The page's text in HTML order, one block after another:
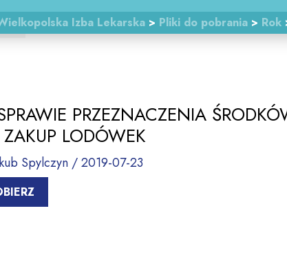
Izba Lekarska> Pliki do pobrania> Rok
PRZEZNACZENIA
LODÓWEK
Spylczyn /2019-07-23